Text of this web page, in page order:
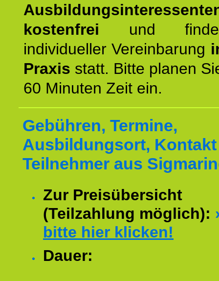
kostenfrei und
individueller Vereinbarung
Praxis statt. Bitte planen
60 Minuten Zeit ein.
Gebühren, Termine,
Ausbildungsort,
Teilnehmer aus
Zur Preisübersicht
(Teilzahlung möglich):
bitte hier klicken!
Dauer: